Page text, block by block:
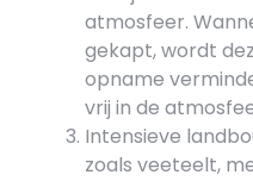
atmosfeer.
gekapt, wordt
opname
vrij in de
Intensieve
zoals veeteelt,